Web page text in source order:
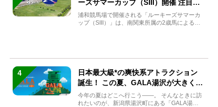
ーズサマーカップ（SIII）開催 注目馬
と見どころをチェック
浦和競馬場で開催される「ルーキーズサマーカ
ップ（SIII）」は、南関東所属の2歳馬による注
4
日本最大級*の爽快系アトラクション
誕生！ この夏、GALA湯沢が大きく生
まれ変わる
今年の夏はどこへ行こう――。 そんなときに訪
れたいのが、新潟県湯沢町にある「GALA湯